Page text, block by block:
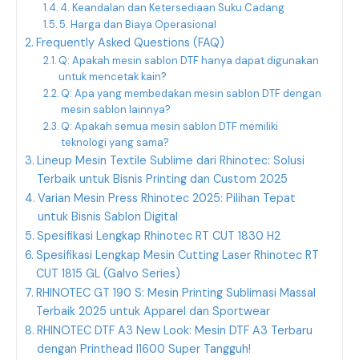
4. Keandalan dan Ketersediaan Suku Cadang
5. Harga dan Biaya Operasional
Frequently Asked Questions (FAQ)
Q: Apakah mesin sablon DTF hanya dapat digunakan
untuk mencetak kain?
Q: Apa yang membedakan mesin sablon DTF dengan
mesin sablon lainnya?
Q: Apakah semua mesin sablon DTF memiliki
teknologi yang sama?
Lineup Mesin Textile Sublime dari Rhinotec: Solusi
Terbaik untuk Bisnis Printing dan Custom 2025
Varian Mesin Press Rhinotec 2025: Pilihan Tepat
untuk Bisnis Sablon Digital
Spesifikasi Lengkap Rhinotec RT CUT 1830 H2
Spesifikasi Lengkap Mesin Cutting Laser Rhinotec RT
CUT 1815 GL (Galvo Series)
RHINOTEC GT 190 S: Mesin Printing Sublimasi Massal
Terbaik 2025 untuk Apparel dan Sportwear
RHINOTEC DTF A3 New Look: Mesin DTF A3 Terbaru
dengan Printhead I1600 Super Tangguh!